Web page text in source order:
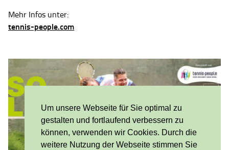
Um unsere Webseite für Sie optimal zu
gestalten und fortlaufend verbessern zu
können, verwenden wir Cookies. Durch die
weitere Nutzung der Webseite stimmen Sie
Mehr Infos unter:
tennis-people.com